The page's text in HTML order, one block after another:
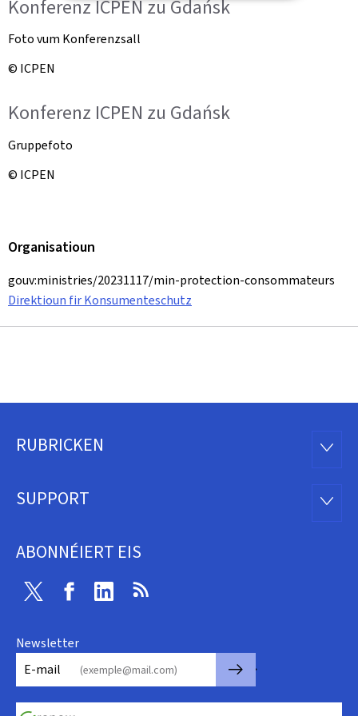
Konferenz ICPEN zu Gdańsk
Foto vum Konferenzsall
© ICPEN
Konferenz ICPEN zu Gdańsk
Gruppefoto
© ICPEN
Organisatioun
gouv:ministries/20231117/min-protection-consommateurs
Direktioun fir Konsumenteschutz
Fousszeil
RUBRICKEN
SUPPORT
ABONNÉIERT EIS
Twitter FacebookLinkedin
Newsletter
E-mail
🡒